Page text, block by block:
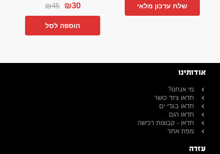
שלח עדכון מלאי
₪45 ₪30
הוספה לסל
אודותינו
מי אנחנו?
תדאו ציוד כושר
תדאו בגדי ים
תדאו הום
תדאו - קבוצות רכישה
מפת אתר
עזרה